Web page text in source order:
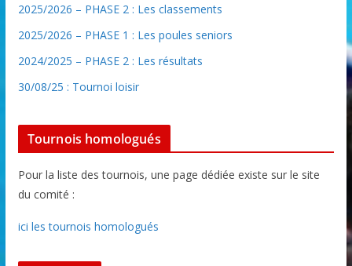
2025/2026 – PHASE 2 : Les classements
2025/2026 – PHASE 1 : Les poules seniors
2024/2025 – PHASE 2 : Les résultats
30/08/25 : Tournoi loisir
Tournois homologués
Pour la liste des tournois, une page dédiée existe sur le site
du comité :
ici les tournois homologués